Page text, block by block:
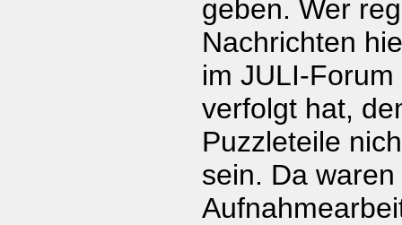
geben. Wer
Nachrichten
im JULI-
verfolgt hat,
Puzzleteile
sein. Da